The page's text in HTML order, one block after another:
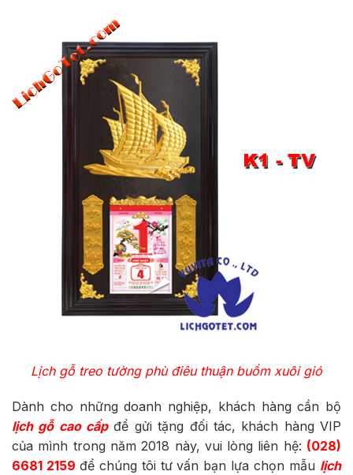
Lịch gỗ treo tường phù điêu thuận buồm xuôi gió
Dành cho những doanh nghiệp, khách hàng cần bộ
lịch gỗ cao cấpđể gửi tặng đối tác, khách hàng VIP
của mình trong năm 2018 này, vui lòng liên hệ: (028)
6681 2159 để chúng tôi tư vấn bạn lựa chọn mẫu lịch